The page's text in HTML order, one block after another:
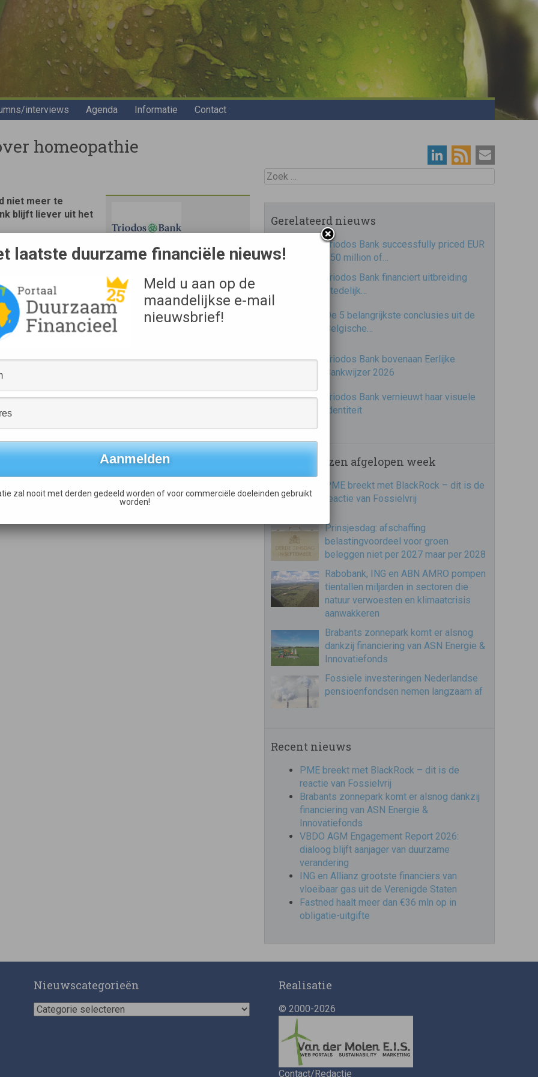
interviews Agenda Informatie Contact
homeopathie
Medisch Contact
Links
niet meer te
blijft liever uit het
Bonneux de
(Misdadige
chloroquine,
acute
voor Bonneux zijn
zouden worden.
Hogere hypotheek mogelijk voor energiezuinig huis→
Zoek
Gerelateerd nieuws
Triodos Bank successfully priced EUR
250 million of…
Triodos Bank financiert uitbreiding
stedelijk…
De 5 belangrijkste conclusies uit de
Belgische…
Triodos Bank bovenaan Eerlijke
Bankwijzer 2026
Triodos Bank vernieuwt haar visuele
identiteit
Meest gelezen afgelopen week
PME breekt met BlackRock – dit is de
reactie van Fossielvrij
Prinsjesdag: afschaffing
belastingvoordeel voor groen
beleggen niet per 2027 maar per 2028
Rabobank, ING en ABN AMRO pompen
tientallen miljarden in sectoren die
natuur verwoesten en klimaatcrisis
aanwakkeren
Brabants zonnepark komt er alsnog
dankzij financiering van ASN Energie &
Innovatiefonds
Fossiele investeringen Nederlandse
pensioenfondsen nemen langzaam af
Recent nieuws
PME breekt met BlackRock – dit is de
reactie van Fossielvrij
Brabants zonnepark komt er alsnog dankzij
financiering van ASN Energie &
Innovatiefonds
VBDO AGM Engagement Report 2026:
dialoog blijft aanjager van duurzame
verandering
ING en Allianz grootste financiers van
vloeibaar gas uit de Verenigde Staten
Fastned haalt meer dan €36 mln op in
obligatie-uitgifte
Nieuwscategorieën
Nieuwscategorieën
Realisatie
© 2000-2026
Contact/Redactie
laatste duurzame financiële nieuws!
Meld u aan op de
maandelijkse e-mail
nieuwsbrief!
zal nooit met derden gedeeld worden of voor commerciële doeleinden gebruikt
worden!